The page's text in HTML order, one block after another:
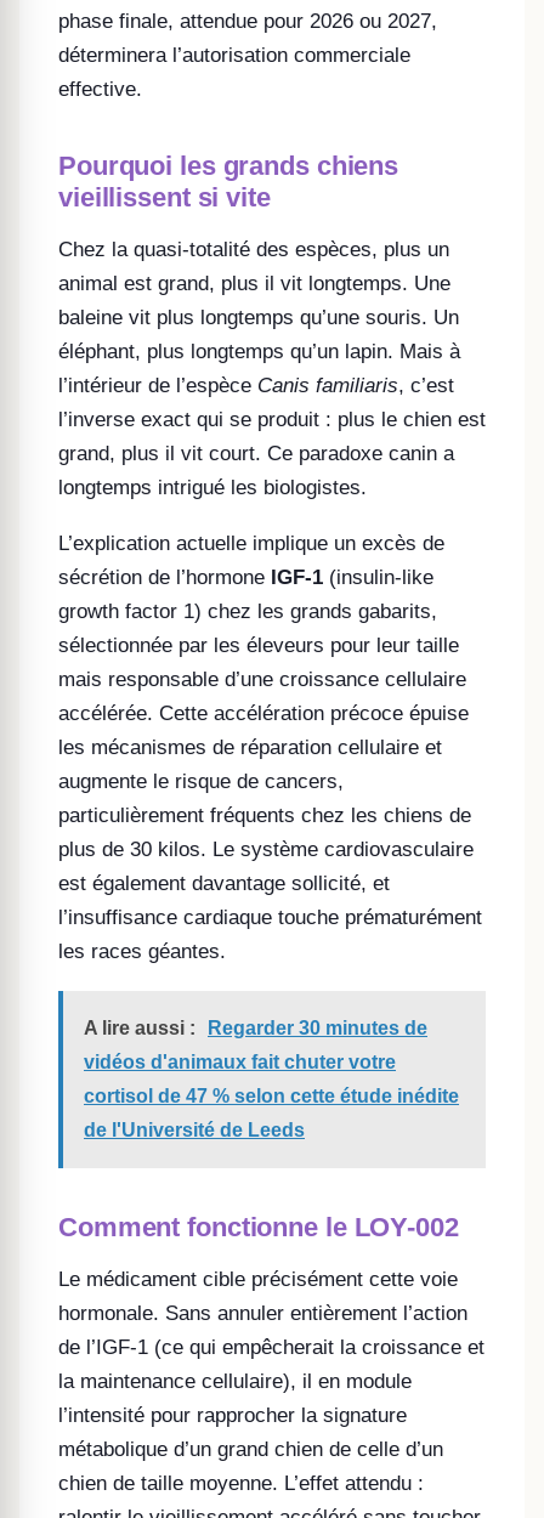
phase finale, attendue pour 2026 ou 2027,
déterminera l’autorisation commerciale
effective.
Pourquoi les grands chiens
vieillissent si vite
Chez la quasi-totalité des espèces, plus un
animal est grand, plus il vit longtemps. Une
baleine vit plus longtemps qu’une souris. Un
éléphant, plus longtemps qu’un lapin. Mais à
l’intérieur de l’espèce Canis familiaris, c’est
l’inverse exact qui se produit : plus le chien est
grand, plus il vit court. Ce paradoxe canin a
longtemps intrigué les biologistes.
L’explication actuelle implique un excès de
sécrétion de l’hormone IGF-1 (insulin-like
growth factor 1) chez les grands gabarits,
sélectionnée par les éleveurs pour leur taille
mais responsable d’une croissance cellulaire
accélérée. Cette accélération précoce épuise
les mécanismes de réparation cellulaire et
augmente le risque de cancers,
particulièrement fréquents chez les chiens de
plus de 30 kilos. Le système cardiovasculaire
est également davantage sollicité, et
l’insuffisance cardiaque touche prématurément
les races géantes.
A lire aussi :
Regarder 30 minutes de
vidéos d'animaux fait chuter votre
cortisol de 47 % selon cette étude inédite
de l'Université de Leeds
Comment fonctionne le LOY-002
Le médicament cible précisément cette voie
hormonale. Sans annuler entièrement l’action
de l’IGF-1 (ce qui empêcherait la croissance et
la maintenance cellulaire), il en module
l’intensité pour rapprocher la signature
métabolique d’un grand chien de celle d’un
chien de taille moyenne. L’effet attendu :